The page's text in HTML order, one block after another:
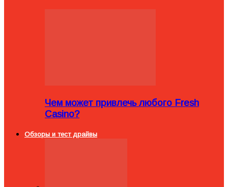
Чем может привлечь любого Fresh
Casino?
Обзоры и тест драйвы